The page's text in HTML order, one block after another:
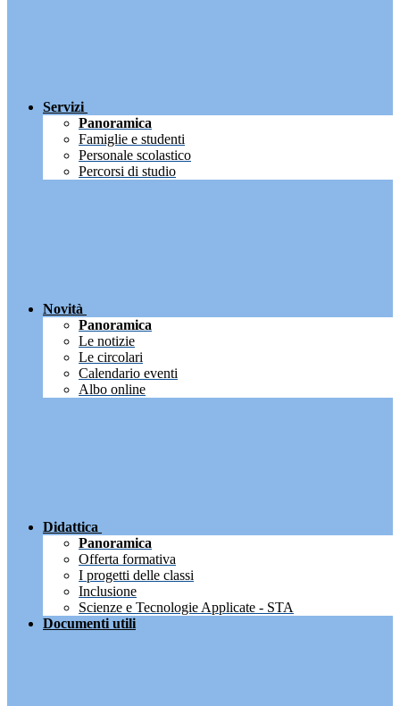
Servizi
Panoramica
Famiglie e studenti
Personale scolastico
Percorsi di studio
Novità
Panoramica
Le notizie
Le circolari
Calendario eventi
Albo online
Didattica
Panoramica
Offerta formativa
I progetti delle classi
Inclusione
Scienze e Tecnologie Applicate - STA
Documenti utili